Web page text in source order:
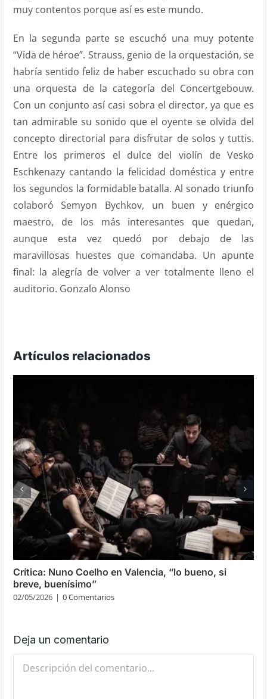
muy contentos porque así es este mundo.
En la segunda parte se escuchó una muy potente
“Vida de héroe”. Strauss, genio de la orquestación, se
habría sentido feliz de haber escuchado su obra con
una orquesta de la categoría del Concertgebouw.
Con un conjunto así casi sobra el director, ya que es
tan admirable su sonido que el oyente se olvida del
concepto directorial para disfrutar de solos y tuttis.
Entre los primeros el dulce del violín de Vesko
Eschkenazy cantando la felicidad doméstica y entre
los segundos la formidable batalla. Al sonado triunfo
colaboró Semyon Bychkov, un buen y enérgico
maestro, de los más interesantes que quedan,
aunque esta vez quedó por debajo de las
maravillosas huestes que comandaba. Un apunte
final: la alegría de volver a ver totalmente lleno el
auditorio. Gonzalo Alonso
Artículos relacionados
Crítica: Nuno Coelho en Valencia, “lo bueno, si
breve, buenísimo”
02/05/2026 | 0 Comentarios
Deja un comentario
Comentario